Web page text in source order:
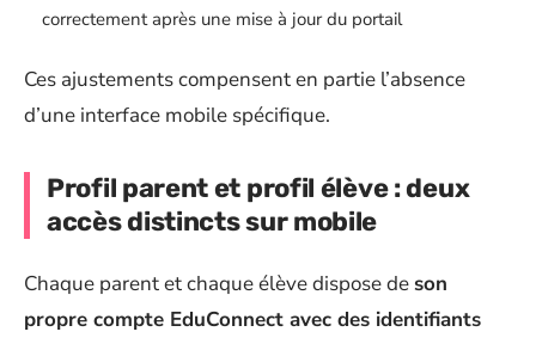
correctement après une mise à jour du portail
Ces ajustements compensent en partie l’absence
d’une interface mobile spécifique.
Profil parent et profil élève : deux
accès distincts sur mobile
Chaque parent et chaque élève dispose de son
propre compte EduConnect avec des identifiants